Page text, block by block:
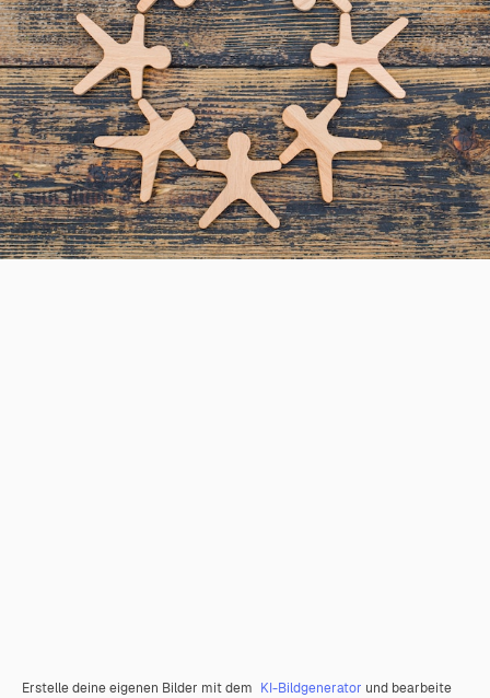
Erstelle deine eigenen Bilder mit dem KI-Bildgenerator und bearbeite